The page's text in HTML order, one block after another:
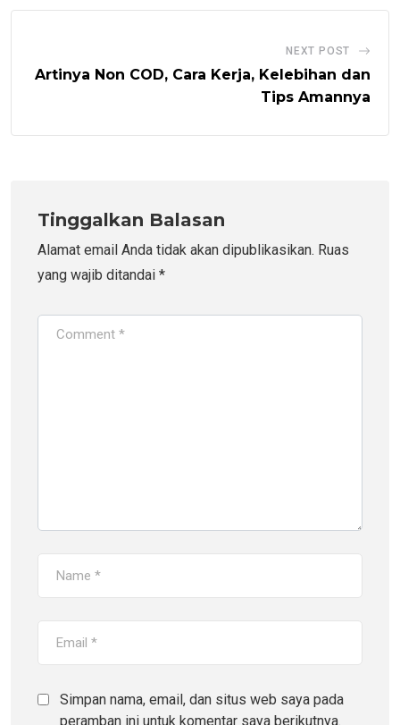
NEXT POST
Artinya Non COD, Cara Kerja, Kelebihan dan
Tips Amannya
Tinggalkan Balasan
Alamat email Anda tidak akan dipublikasikan. Ruas
yang wajib ditandai *
Simpan nama, email, dan situs web saya pada
peramban ini untuk komentar saya berikutnya.